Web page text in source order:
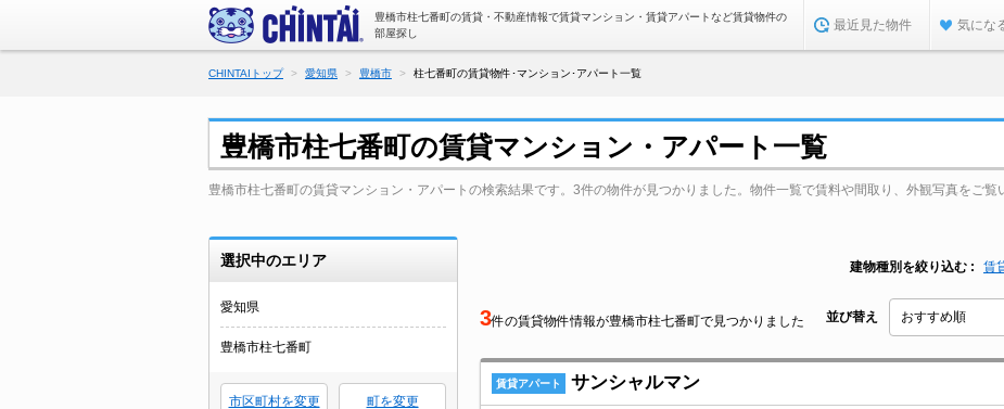
豊橋市柱七番町の賃貸・不動産情報で賃貸マンション・賃貸アパートなど賃貸物件の
部屋探し
最近見た物件 気にな
CHINTAIトップ 愛知県 豊橋市 柱七番町の賃貸物件･マンション･アパート一覧
豊橋市柱七番町の賃貸マンション・アパート一覧
豊橋市柱七番町の賃貸マンション・アパートの検索結果です。3件の物件が見つかりました。物件一覧で賃料や間取り、外観写真をご覧
選択中のエリア
愛知県
豊橋市柱七番町
市区町村を変更 町を変更
建物種別を絞り込む 賃
3件の賃貸物件情報が豊橋市柱七番町で見つかりました 並び替え
賃貸アパート サンシャルマン